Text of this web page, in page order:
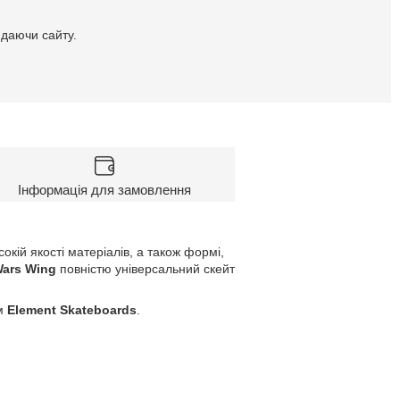
сайту.
Інформація для замовлення
якості матеріалів, а також формі,
Wing повністю універсальний скейт
Element Skateboards